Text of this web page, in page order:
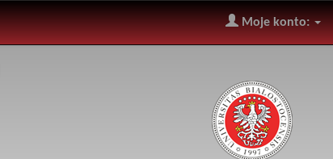
Moje konto: